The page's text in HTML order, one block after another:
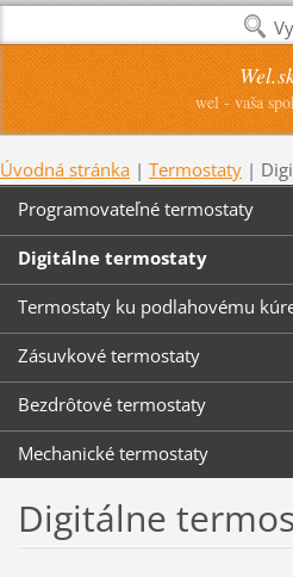
wel - vaša
Úvodná stránka | Termostaty |
Programovateľné termostaty
Digitálne termostaty
Termostaty ku podlahovému
Zásuvkové termostaty
Bezdrôtové termostaty
Mechanické termostaty
Digitálne